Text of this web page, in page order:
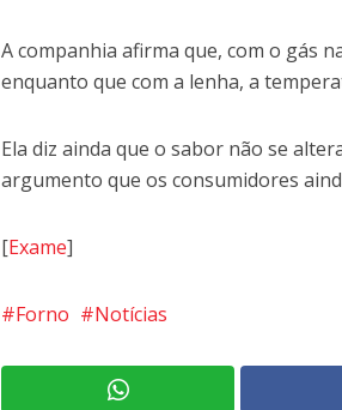
A companhia afirma que, com o gás
enquanto que com a lenha, a
Ela diz ainda que o sabor não se
argumento que os consumidores
[Exame]
Forno Notícias